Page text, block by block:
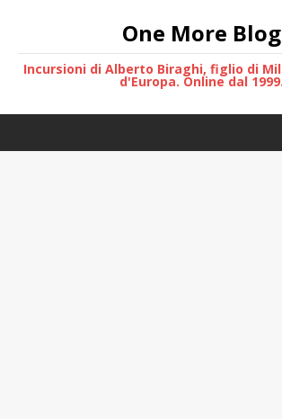
One More Blog
Incursioni di Alberto Biraghi, figlio di
d'Europa. Online dal 1999.